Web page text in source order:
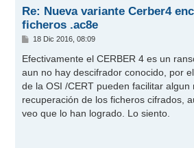
Re: Nueva variante Cerber4
ficheros .ac8e
M
n
s
a
e
18 Dic 2016, 08:09
Efectivamente el CERBER 4 es un
aun no hay descifrador conocido, por
de la OSI /CERT pueden facilitar algun
recuperación de los ficheros cifrados,
veo que lo han logrado. Lo siento.